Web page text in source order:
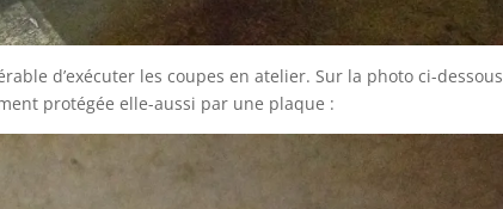
d’exécuter les coupes en atelier. Sur la photo ci-
protégée elle-aussi par une plaque :